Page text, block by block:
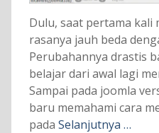
Dulu, saat pertama kali
rasanya jauh beda
Perubahannya drastis
belajar dari awal lagi
Sampai pada joomla
baru memahami cara
pada Selanjutnya …